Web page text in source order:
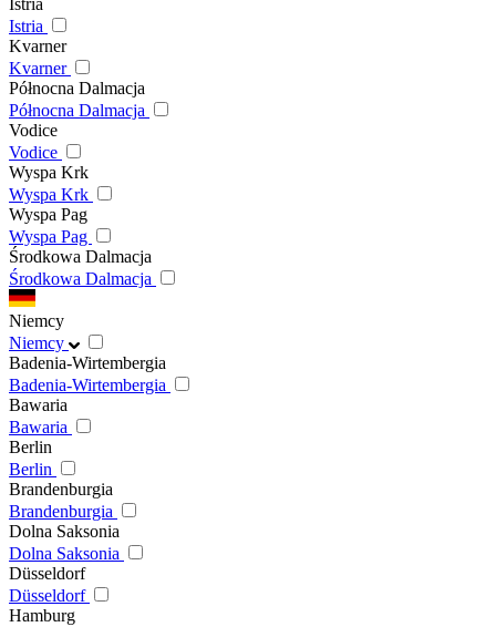
Istria
Istria
Kvarner
Kvarner
Północna Dalmacja
Północna Dalmacja
Vodice
Vodice
Wyspa Krk
Wyspa Krk
Wyspa Pag
Wyspa Pag
Środkowa Dalmacja
Środkowa Dalmacja
Niemcy
Niemcy
Badenia-Wirtembergia
Badenia-Wirtembergia
Bawaria
Bawaria
Berlin
Berlin
Brandenburgia
Brandenburgia
Dolna Saksonia
Dolna Saksonia
Düsseldorf
Düsseldorf
Hamburg